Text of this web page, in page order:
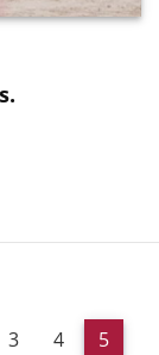
3 4
5